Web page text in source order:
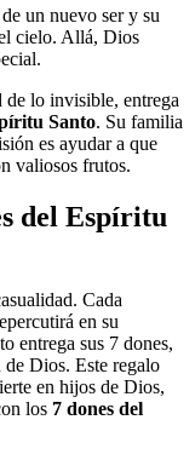
un nuevo ser y su
cielo. Allá, Dios
lo invisible, entrega
Santo. Su familia
es ayudar a que
valiosos frutos.
del Espíritu
Cada
en su
entrega sus 7 dones,
Dios. Este regalo
en hijos de Dios,
los 7 dones del